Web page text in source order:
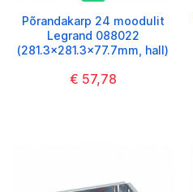
Põrandakarp 24 moodulit
Legrand 088022
(281.3x281.3x77.7mm, hall)
€ 57,78